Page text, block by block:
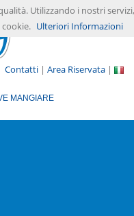
Contatti | Area Riservata |
MANGIARE
Utilizzando i nostri
Ulteriori Informazioni